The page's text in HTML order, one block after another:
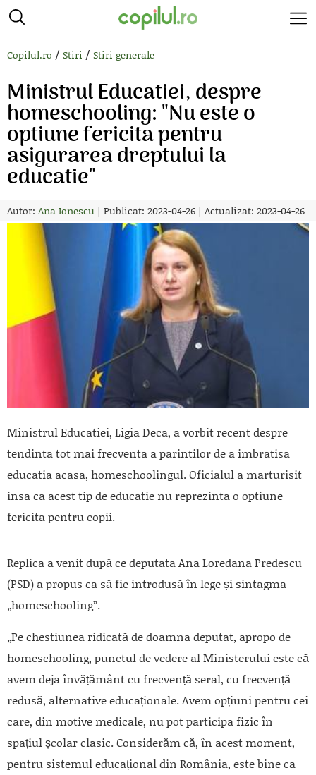
Copilul.ro / Stiri / Stiri generale
Ministrul Educatiei, despre
homeschooling: "Nu este o
optiune fericita pentru
asigurarea dreptului la
educatie"
Autor: Ana Ionescu | Publicat: 2023-04-26 | Actualizat: 2023-04-26
Ministrul Educatiei, Ligia Deca, a vorbit recent despre
tendinta tot mai frecventa a parintilor de a imbratisa
educatia acasa, homeschoolingul. Oficialul a marturisit
insa ca acest tip de educatie nu reprezinta o optiune
fericita pentru copii.
Replica a venit după ce deputata Ana Loredana Predescu
(PSD) a propus ca să fie introdusă în lege și sintagma
„homeschooling”.
„Pe chestiunea ridicată de doamna deputat, apropo de
homeschooling, punctul de vedere al Ministerului este că
avem deja învățământ cu frecvență seral, cu frecvență
redusă, alternative educaționale. Avem opțiuni pentru cei
care, din motive medicale, nu pot participa fizic în
spațiul școlar clasic. Considerăm că, în acest moment,
pentru sistemul educațional din România, este bine ca